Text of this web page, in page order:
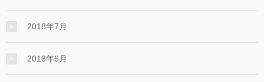
2018年7月
2018年6月